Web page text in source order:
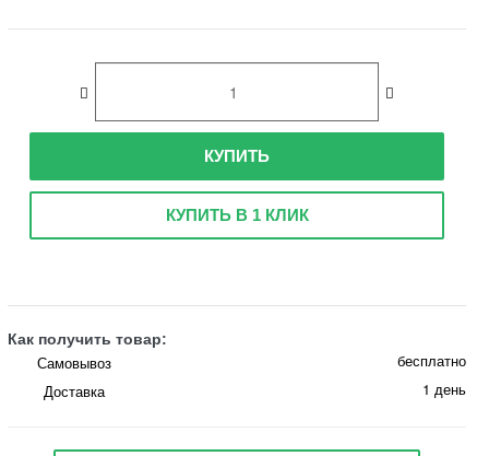
КУПИТЬ
КУПИТЬ В 1 КЛИК
Как получить товар:
Самовывоз
бесплатно
Доставка
1 день